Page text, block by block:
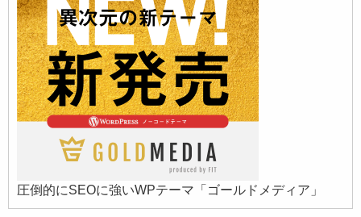
圧倒的にSEOに強いWPテーマ「ゴールドメディア」